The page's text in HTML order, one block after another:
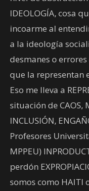
IDEOLOGÍA, cosa
incoarme al
a la ideología
desmanes o
que la representan
Eso me lleva a
situación de CAOS,
INCLUSIÓN,
Profesores
MPPEU)
perdón
somos como HAITI